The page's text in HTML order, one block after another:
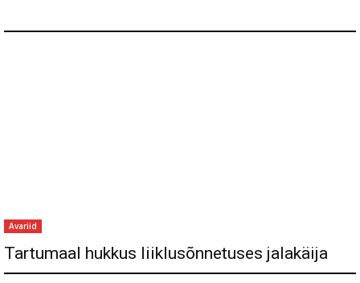
Avariid
Tartumaal hukkus liiklusõnnetuses jalakäija